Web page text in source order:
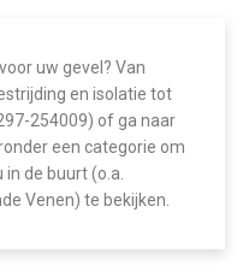
uw gevel? Van
en isolatie tot
254009) of ga naar
een categorie om
de buurt (o.a.
Venen) te bekijken.